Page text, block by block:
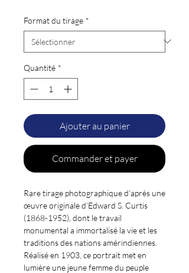
Format du tirage *
Quantité *
Ajouter au panier
Commander et payer
Rare tirage photographique d’après une
œuvre originale d’Edward S. Curtis
(1868-1952), dont le travail
monumental a immortalisé la vie et les
traditions des nations amérindiennes.
Réalisé en 1903, ce portrait met en
lumière une jeune femme du peuple